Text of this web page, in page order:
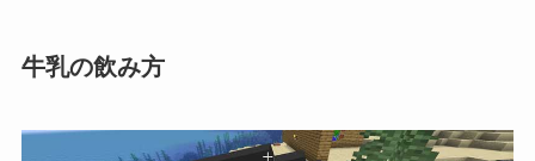
牛乳の飲み方